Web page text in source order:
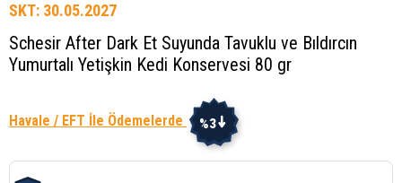
SKT: 30.05.2027
Schesir After Dark Et Suyunda Tavuklu ve Bıldırcın
Yumurtalı Yetişkin Kedi Konservesi 80 gr
Havale / EFT İle Ödemelerde %3